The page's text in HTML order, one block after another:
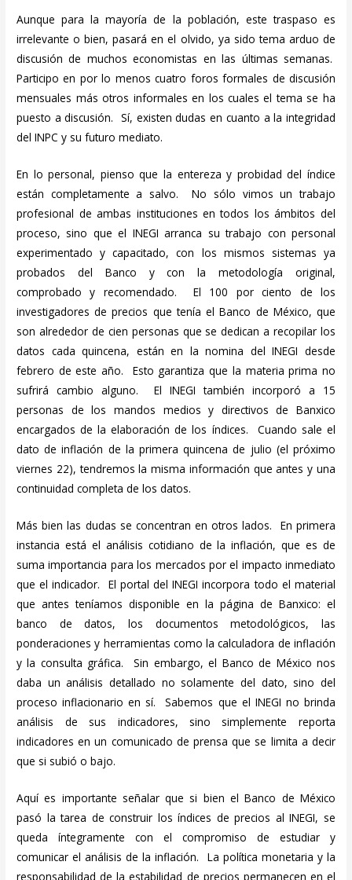
Aunque para la mayoría de la población, este traspaso es
irrelevante o bien, pasará en el olvido, ya sido tema arduo de
discusión de muchos economistas en las últimas semanas.
Participo en por lo menos cuatro foros formales de discusión
mensuales más otros informales en los cuales el tema se ha
puesto a discusión. Sí, existen dudas en cuanto a la integridad
del INPC y su futuro mediato.
En lo personal, pienso que la entereza y probidad del índice
están completamente a salvo. No sólo vimos un trabajo
profesional de ambas instituciones en todos los ámbitos del
proceso, sino que el INEGI arranca su trabajo con personal
experimentado y capacitado, con los mismos sistemas ya
probados del Banco y con la metodología original,
comprobado y recomendado. El 100 por ciento de los
investigadores de precios que tenía el Banco de México, que
son alrededor de cien personas que se dedican a recopilar los
datos cada quincena, están en la nomina del INEGI desde
febrero de este año. Esto garantiza que la materia prima no
sufrirá cambio alguno. El INEGI también incorporó a 15
personas de los mandos medios y directivos de Banxico
encargados de la elaboración de los índices. Cuando sale el
dato de inflación de la primera quincena de julio (el próximo
viernes 22), tendremos la misma información que antes y una
continuidad completa de los datos.
Más bien las dudas se concentran en otros lados. En primera
instancia está el análisis cotidiano de la inflación, que es de
suma importancia para los mercados por el impacto inmediato
que el indicador. El portal del INEGI incorpora todo el material
que antes teníamos disponible en la página de Banxico: el
banco de datos, los documentos metodológicos, las
ponderaciones y herramientas como la calculadora de inflación
y la consulta gráfica. Sin embargo, el Banco de México nos
daba un análisis detallado no solamente del dato, sino del
proceso inflacionario en sí. Sabemos que el INEGI no brinda
análisis de sus indicadores, sino simplemente reporta
indicadores en un comunicado de prensa que se limita a decir
que si subió o bajo.
Aquí es importante señalar que si bien el Banco de México
pasó la tarea de construir los índices de precios al INEGI, se
queda íntegramente con el compromiso de estudiar y
comunicar el análisis de la inflación. La política monetaria y la
responsabilidad de la estabilidad de precios permanecen en el